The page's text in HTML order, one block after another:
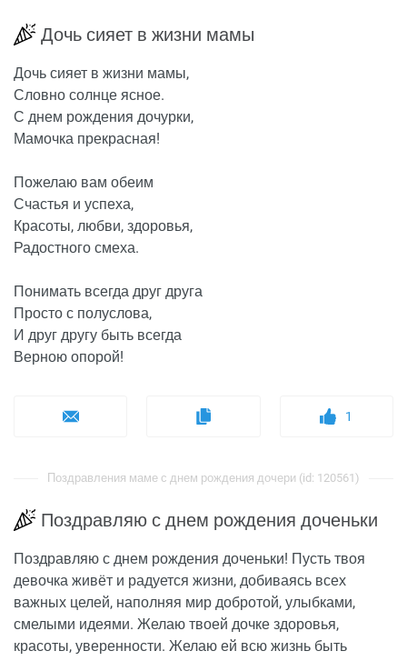
Дочь сияет в жизни мамы
Дочь сияет в жизни мамы,
Словно солнце ясное.
С днем рождения дочурки,
Мамочка прекрасная!
Пожелаю вам обеим
Счастья и успеха,
Красоты, любви, здоровья,
Радостного смеха.
Понимать всегда друг друга
Просто с полуслова,
И друг другу быть всегда
Верною опорой!
1
Поздравления маме с днем рождения дочери (id: 120561)
Поздравляю с днем рождения доченьки
Поздравляю с днем рождения доченьки! Пусть твоя
девочка живёт и радуется жизни, добиваясь всех
важных целей, наполняя мир добротой, улыбками,
смелыми идеями. Желаю твоей дочке здоровья,
красоты, уверенности. Желаю ей всю жизнь быть